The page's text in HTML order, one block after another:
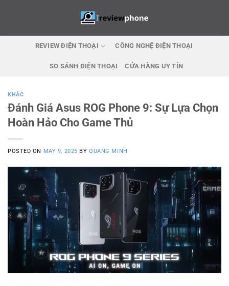
REVIEW ĐIỆN THOẠI CÔNG NGHỆ ĐIỆN THOẠI
SO SÁNH ĐIỆN THOẠI CỬA HÀNG UY TÍN
KHÁC
Đánh Giá Asus ROG Phone 9: Sự Lựa Chọn
Hoàn Hảo Cho Game Thủ
POSTED ON MAY 9, 2025 BYQUANG MINH